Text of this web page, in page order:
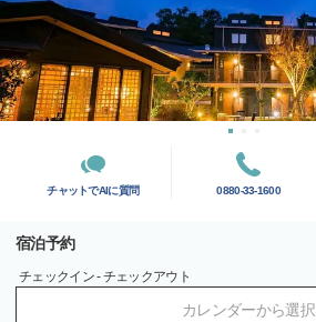
チャットでAIに質問 0880-33-1600
宿泊予約
チェックイン - チェックアウト
カレンダーから選択